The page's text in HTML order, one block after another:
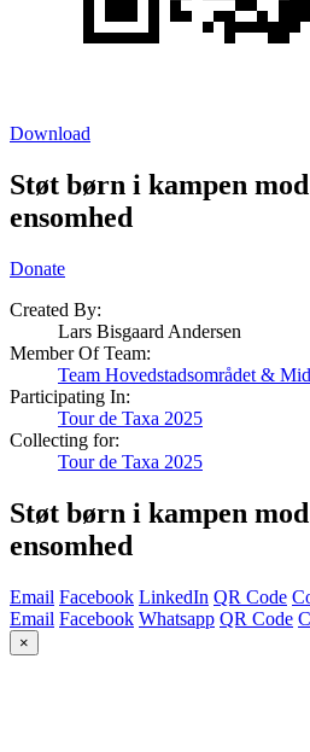
Download
Støt børn i kampen
ensomhed
Donate
Created By:
Lars Bisgaard Andersen
Member Of Team:
Team Hovedstadsområdet &
Participating In:
Tour de Taxa 2025
Collecting for:
Tour de Taxa 2025
Støt børn i kampen
ensomhed
Email Facebook LinkedIn QR Code
Email Facebook Whatsapp QR Code
×